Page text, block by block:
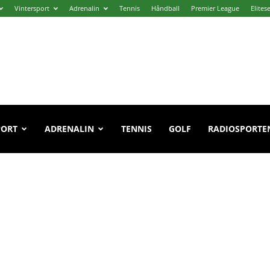
Vintersport Adrenalin Tennis Håndball Premier League
ADRENALIN TENNIS GOLF